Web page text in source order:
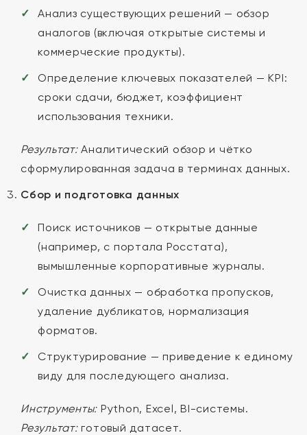
Анализ существующих решений — обзор
аналогов (включая открытые системы и
коммерческие продукты).
Определение ключевых показателей — KPI:
сроки сдачи, бюджет, коэффициент
использования техники.
Результат:Аналитический обзор и чётко
сформулированная задача в терминах данных.
Сбор и подготовка данных
Поиск источников — открытые данные
(например, с портала Росстата),
вымышленные корпоративные журналы.
Очистка данных — обработка пропусков,
удаление дубликатов, нормализация
форматов.
Структурирование — приведение к единому
виду для последующего анализа.
Инструменты: Python, Excel, BI-системы.
Результат:готовый датасет.